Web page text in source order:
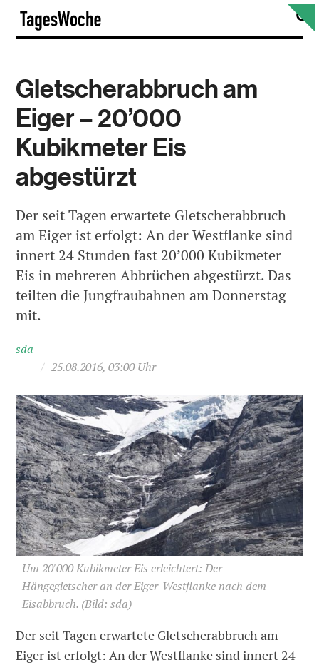
Skip
content
Gletscherabbruch am
Eiger – 20’000
Kubikmeter Eis
abgestürzt
Der seit Tagen erwartete Gletscherabbruch
am Eiger ist erfolgt: An der Westflanke sind
innert 24 Stunden fast 20’000 Kubikmeter
Eis in mehreren Abbrüchen abgestürzt. Das
teilten die Jungfraubahnen am Donnerstag
mit.
sda
/ 25.08.2016, 03:00 Uhr
Um 20'000 Kubikmeter Eis erleichtert: Der
Hängegletscher an der Eiger-Westflanke nach dem
Eisabbruch. (Bild: sda)
Der seit Tagen erwartete Gletscherabbruch am
Eiger ist erfolgt: An der Westflanke sind innert 24